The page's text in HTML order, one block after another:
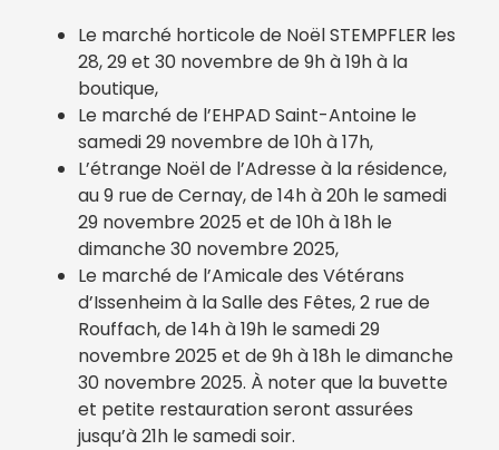
Le marché horticole de Noël STEMPFLER les
28, 29 et 30 novembre de 9h à 19h à la
boutique,
Le marché de l’EHPAD Saint-Antoine le
samedi 29 novembre de 10h à 17h,
L’étrange Noël de l’Adresse à la résidence,
au 9 rue de Cernay, de 14h à 20h le samedi
29 novembre 2025 et de 10h à 18h le
dimanche 30 novembre 2025,
Le marché de l’Amicale des Vétérans
d’Issenheim à la Salle des Fêtes, 2 rue de
Rouffach, de 14h à 19h le samedi 29
novembre 2025 et de 9h à 18h le dimanche
30 novembre 2025. À noter que la buvette
et petite restauration seront assurées
jusqu’à 21h le samedi soir.